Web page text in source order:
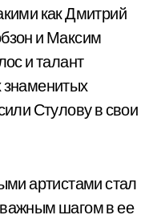
как Дмитрий
и Максим
и талант
знаменитых
Стулову в свои
артистами стал
шагом в ее